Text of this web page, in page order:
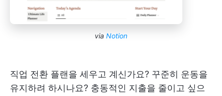
via Notion
직업 전환 플랜을 세우고 계신가요? 꾸준히 운동을
유지하려 하시나요? 충동적인 지출을 줄이고 싶으